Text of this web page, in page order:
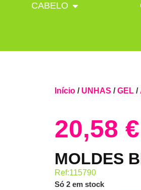
CABELO
Início/ UNHAS /GEL/
20,58 €
MOLDES
Ref:115790
Só 2 em stock